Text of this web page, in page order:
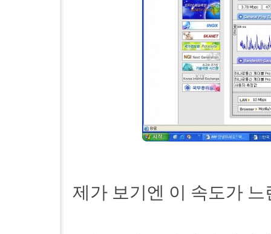
제가 보기엔 이 속도가 느